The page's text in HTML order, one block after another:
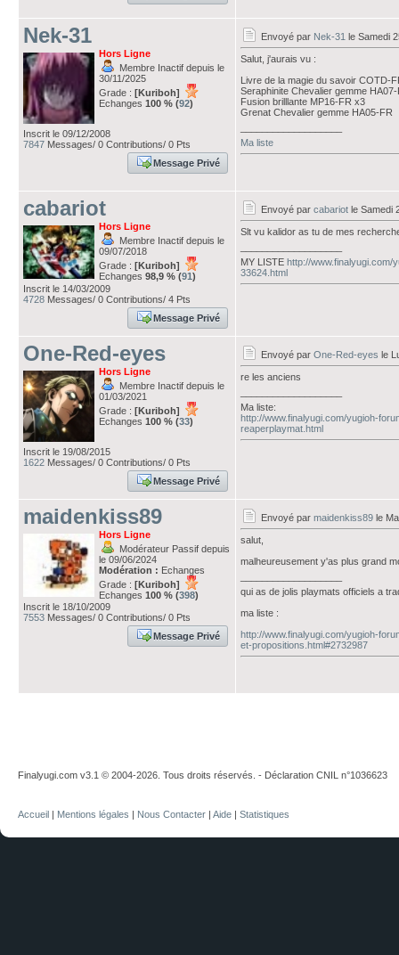
Nek-31
Hors Ligne
Membre Inactif depuis le
30/11/2025
Grade : [Kuriboh]
Echanges 100 % (92)
Inscrit le 09/12/2008
7847 Messages/ 0 Contributions/ 0 Pts
Message Privé
Envoyé par Nek-31 le Samedi
Salut, j'aurais vu :
Livre de la magie du savoir COTD-
Seraphinite Chevalier gemme
Fusion brilllante MP16-FR x3
Grenat Chevalier gemme HA05-FR
Ma liste
cabariot
Hors Ligne
Membre Inactif depuis le
09/07/2018
Grade : [Kuriboh]
Echanges 98,9 % (91)
Inscrit le 14/03/2009
4728 Messages/ 0 Contributions/ 4 Pts
Message Privé
Envoyé par cabariot le Samedi
Slt vu kalidor as tu de mes
MY LISTE http://www.finalyugi.com/
33624.html
One-Red-eyes
Hors Ligne
Membre Inactif depuis le
01/03/2021
Grade : [Kuriboh]
Echanges 100 % (33)
Inscrit le 19/08/2015
1622 Messages/ 0 Contributions/ 0 Pts
Message Privé
Envoyé par One-Red-eyes le
re les anciens
Ma liste:
http://www.finalyugi.com/yugioh-
reaperplaymat.html
maidenkiss89
Hors Ligne
Modérateur Passif depuis
le 09/06/2024
Modération : Echanges
Grade : [Kuriboh]
Echanges 100 % (398)
Inscrit le 18/10/2009
7553 Messages/ 0 Contributions/ 0 Pts
Message Privé
Envoyé par maidenkiss89 le
salut,
malheureusement y'as plus grand
qui as de jolis playmats officiels a
ma liste :
http://www.finalyugi.com/yugioh-
et-propositions.html#2732987
Finalyugi.com v3.1 © 2004-2026. Tous droits réservés. - Déclaration CNIL n°1036623
Accueil | Mentions légales | Nous Contacter | Aide | Statistiques